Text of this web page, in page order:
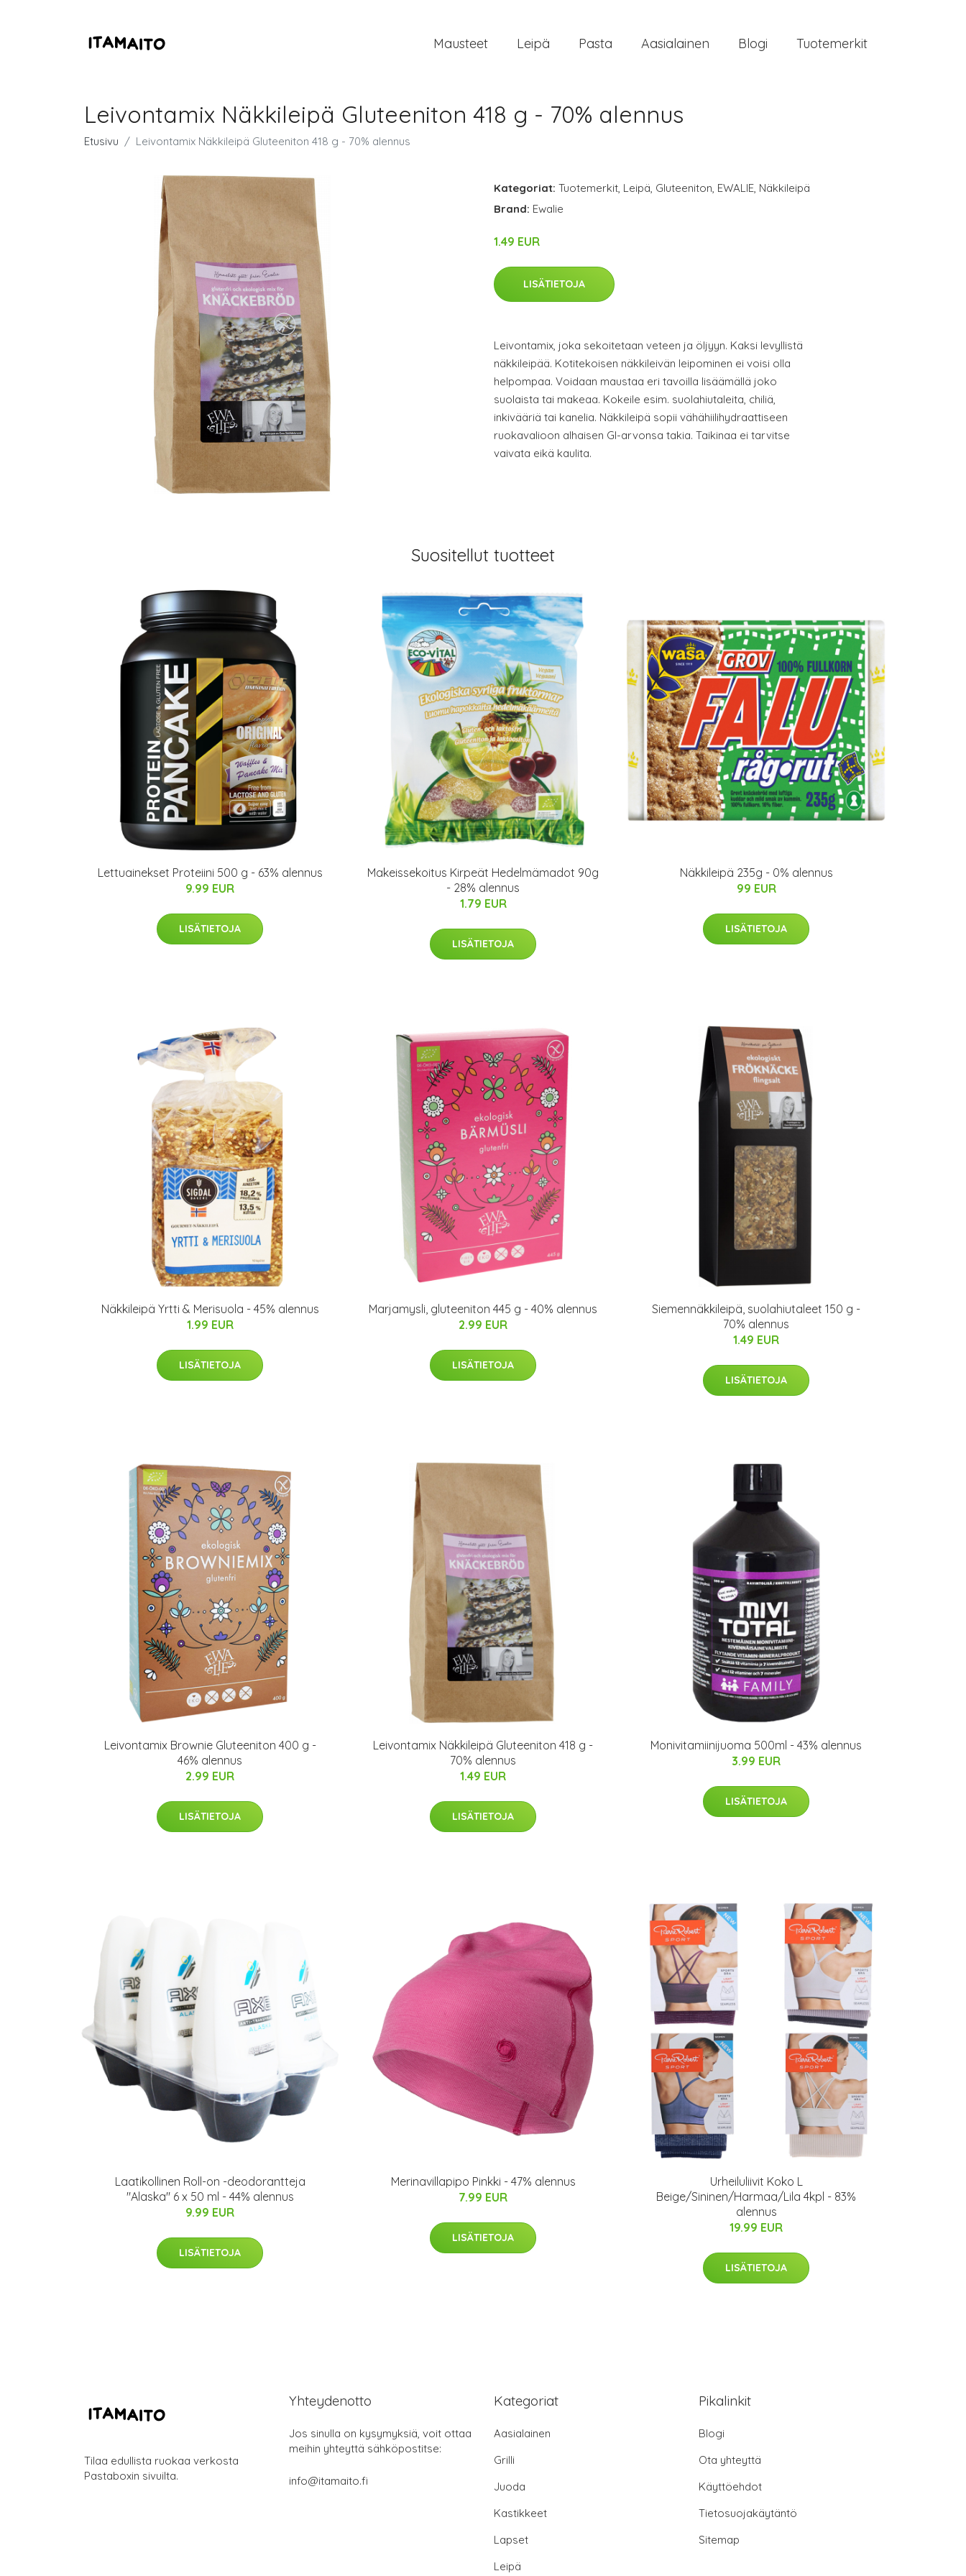
Mausteet Leipä Pasta Aasialainen Blogi Tuotemerkit
Leivontamix Näkkileipä Gluteeniton 418 g - 70% alennus
Etusivu Leivontamix Näkkileipä Gluteeniton 418 g - 70% alennus
Kategoriat: Tuotemerkit, Leipä, Gluteeniton, EWALIE, Näkkileipä
Brand: Ewalie
1.49 EUR
LISÄTIETOJA
Leivontamix, joka sekoitetaan veteen ja öljyyn. Kaksi levyllistä
näkkileipää. Kotitekoisen näkkileivän leipominen ei voisi olla
helpompaa. Voidaan maustaa eri tavoilla lisäämällä joko
suolaista tai makeaa. Kokeile esim. suolahiutaleita, chiliä,
inkivääriä tai kanelia. Näkkileipä sopii vähähiilihydraattiseen
ruokavalioon alhaisen GI-arvonsa takia. Taikinaa ei tarvitse
vaivata eikä kaulita.
Suositellut tuotteet
Lettuainekset Proteiini 500 g - 63% alennus
9.99 EUR
LISÄTIETOJA
Makeissekoitus Kirpeät Hedelmämadot 90g
- 28% alennus
1.79 EUR
LISÄTIETOJA
Näkkileipä 235g - 0% alennus
99 EUR
LISÄTIETOJA
Näkkileipä Yrtti & Merisuola - 45% alennus
1.99 EUR
LISÄTIETOJA
Marjamysli, gluteeniton 445 g - 40% alennus
2.99 EUR
LISÄTIETOJA
Siemennäkkileipä, suolahiutaleet 150 g -
70% alennus
1.49 EUR
LISÄTIETOJA
Leivontamix Brownie Gluteeniton 400 g -
46% alennus
2.99 EUR
LISÄTIETOJA
Leivontamix Näkkileipä Gluteeniton 418 g -
70% alennus
1.49 EUR
LISÄTIETOJA
Monivitamiinijuoma 500ml - 43% alennus
3.99 EUR
LISÄTIETOJA
Laatikollinen Roll-on -deodorantteja
"Alaska" 6 x 50 ml - 44% alennus
9.99 EUR
LISÄTIETOJA
Merinavillapipo Pinkki - 47% alennus
7.99 EUR
LISÄTIETOJA
Urheiluliivit Koko L
Beige/Sininen/Harmaa/Lila 4kpl - 83%
alennus
19.99 EUR
LISÄTIETOJA
Tilaa edullista ruokaa verkosta
Pastaboxin sivuilta.
Yhteydenotto
Jos sinulla on kysymyksiä, voit ottaa
meihin yhteyttä sähköpostitse:
info@itamaito.fi
Kategoriat
Aasialainen
Grilli
Juoda
Kastikkeet
Lapset
Leipä
Pikalinkit
Blogi
Ota yhteyttä
Käyttöehdot
Tietosuojakäytäntö
Sitemap